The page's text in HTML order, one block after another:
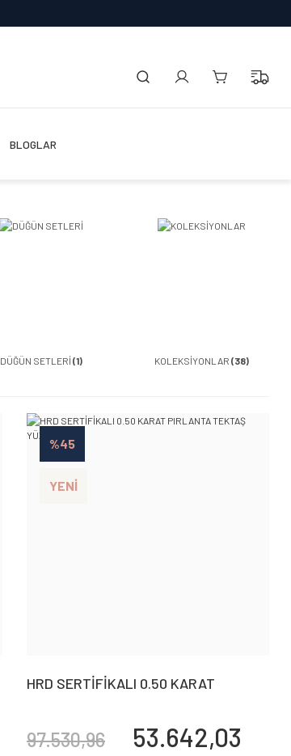
BLOGLAR
DÜĞÜN SETLERİ (1) KOLEKSİYONLAR (38)
%45
YENİ
HRD SERTİFİKALI 0.50 KARAT
97.530,96
53.642,03